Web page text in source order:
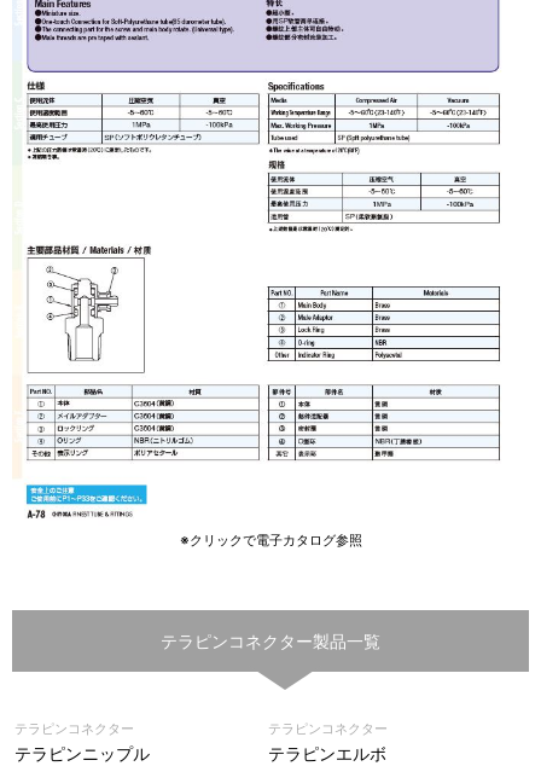
※クリックで電子カタログ参照
テラピンコネクター製品一覧
テラピンコネクター
テラピンニップル
テラピンコネクター
テラピンエルボ